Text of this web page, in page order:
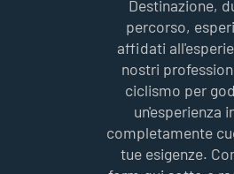
un'esperienza
completamente
tue esigenze.
form qui sotto e
del tuo